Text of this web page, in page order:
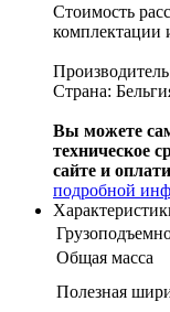
Стоимость
комплектации
Страна:
Вы можете
техническое
сайте и
подробной
Общая масса
Полезная